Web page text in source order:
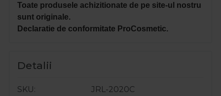
Toate produsele achizitionate de pe site-ul nostru
sunt originale.
Declaratie de conformitate ProCosmetic.
Detalii
SKU
JRL-2020C